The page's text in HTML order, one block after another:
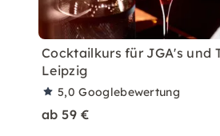
Cocktailkurs für JGA's und
Leipzig
5,0Googlebewertung
ab 59 €